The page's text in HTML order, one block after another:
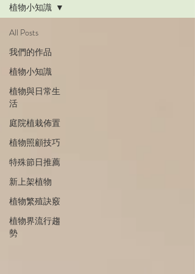
All Posts
我們的作品
植物小知識
植物與日常生
活
庭院植栽佈置
植物照顧技巧
特殊節日推薦
新上架植物
植物繁殖訣竅
植物界流行趨
勢
植物小知識